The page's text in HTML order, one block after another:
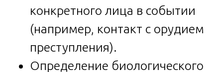
конкретного лица в событии
(например, контакт с орудием
преступления).
Определение биологического